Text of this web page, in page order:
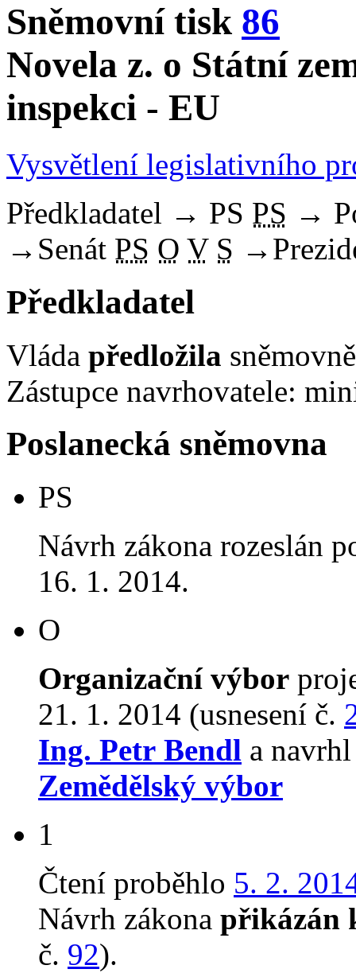
Sněmovní tisk 86
Novela z. o Státní
inspekci - EU
Vysvětlení legislativního
Předkladatel → PS PS →
→ Senát PS O V S →
Předkladatel
Vláda předložila
Zástupce navrhovatele:
Poslanecká sněmovna
PS
Návrh zákona rozeslán
16. 1. 2014.
O
Organizační výbor
21. 1. 2014 (usnesení č.
Ing. Petr Bendl a
Zemědělský výbor
1
Čtení proběhlo 5. 2.
Návrh zákona přikázán
č. 92).